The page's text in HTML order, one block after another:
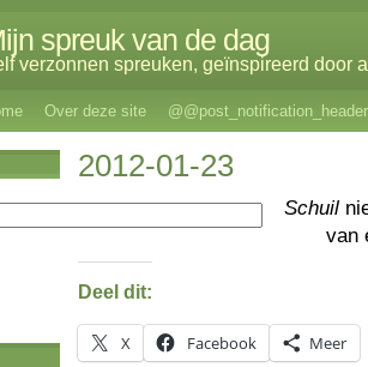
spreuk van de dag
verzonnen spreuken, geïnspireerd door
Over deze site @@post_notification_header
2012-01-23
Schuil
van
Deel dit:
X Facebook Meer